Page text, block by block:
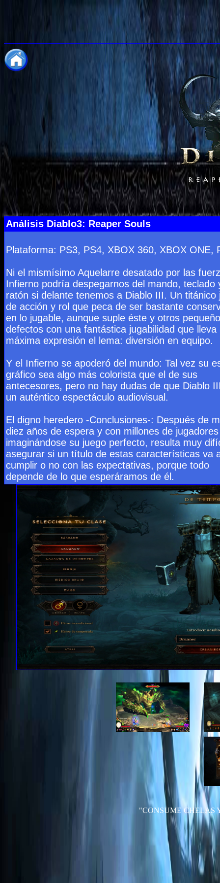
Análisis Diablo3: Reaper Souls
Plataforma: PS3, PS4, XBOX 360, XBOX ONE,
Ni el mismísimo Aquelarre desatado por las
Infierno podría despegarnos del mando, teclado
ratón si delante tenemos a Diablo III. Un titánico
de acción y rol que peca de ser bastante
en lo jugable, aunque suple éste y otros
defectos con una fantástica jugabilidad que lleva
máxima expresión el lema: diversión en equipo.
Y el Infierno se apoderó del mundo: Tal vez su
gráfico sea algo más colorista que el de sus
antecesores, pero no hay dudas de que Diablo
un auténtico espectáculo audiovisual.
El digno heredero -Conclusiones-: Después de
diez años de espera y con millones de jugadores
imaginándose su juego perfecto, resulta muy
asegurar si un título de estas características va
cumplir o no con las expectativas, porque todo
depende de lo que esperáramos de él.
"CONSUME CHELAS